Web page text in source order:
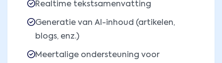
Realtime tekstsamenvatting
Generatie van AI-inhoud (artikelen,
blogs, enz.)
Meertalige ondersteuning voor